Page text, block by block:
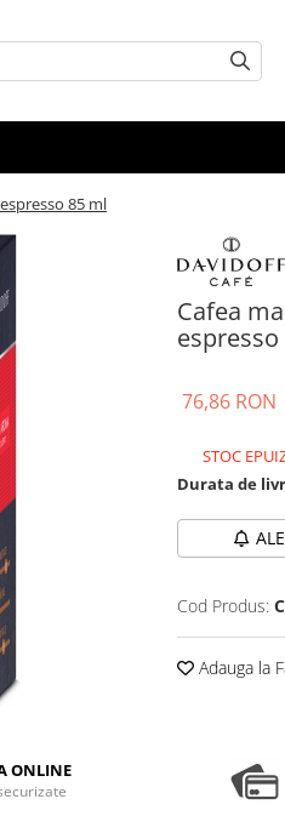
85 ml
Cafea
76,86 RON
STOC
Durata de
Cod Produs:
Adauga la
ONLINE